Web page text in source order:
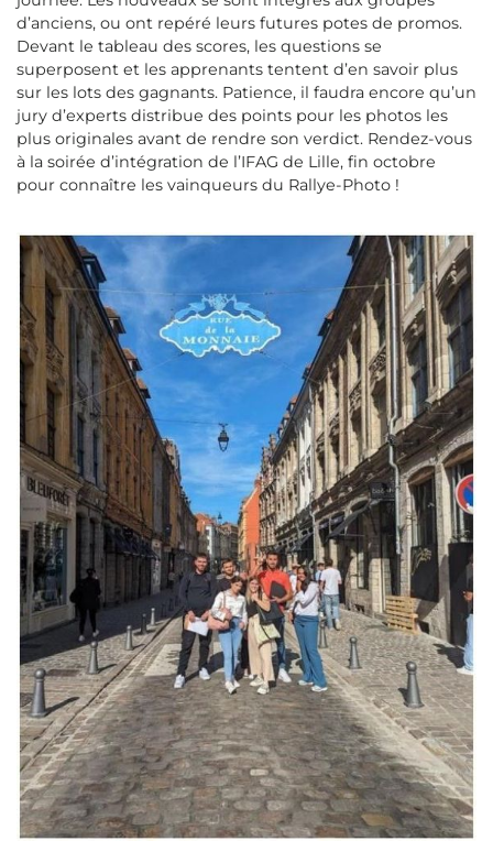
d’anciens, ou ont repéré leurs futures potes de promos.
Devant le tableau des scores, les questions se
superposent et les apprenants tentent d’en savoir plus
sur les lots des gagnants. Patience, il faudra encore qu’un
jury d’experts distribue des points pour les photos les
plus originales avant de rendre son verdict. Rendez-vous
à la soirée d’intégration de l’IFAG de Lille, ﬁn octobre
pour connaître les vainqueurs du Rallye-Photo !